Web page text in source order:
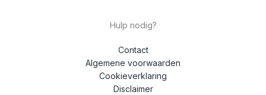
Hulp nodig?
Contact
Algemene voorwaarden
Cookieverklaring
Disclaimer